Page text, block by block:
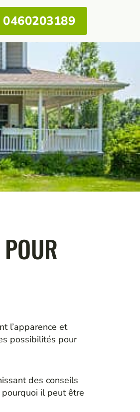
0460203189
l’apparence et
possibilités pour
des conseils
il peut être